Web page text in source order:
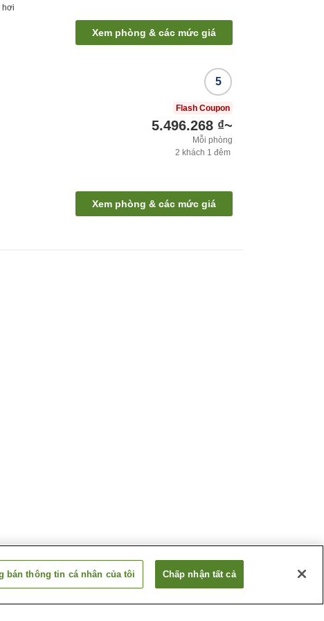
hơi
Xem phòng & các mức giá
5
Flash Coupon
5.496.268 ₫~
Mỗi phòng
2 khách 1 đêm
Xem phòng & các mức giá
bán thông tin cá nhân của tôi Chấp nhận tất cả